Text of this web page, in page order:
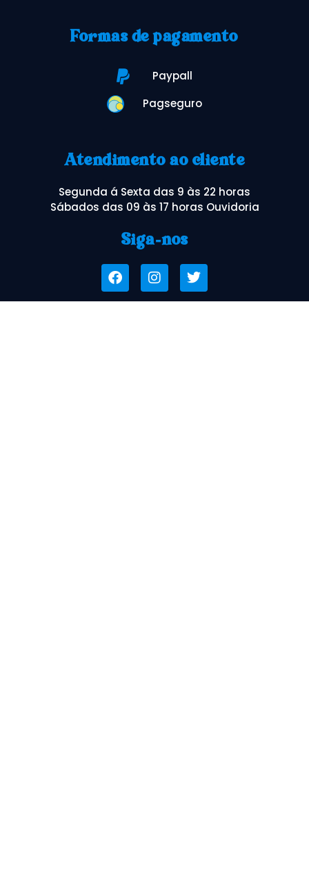
Formas de pagamento
Paypall
Pagseguro
Atendimento ao cliente
Segunda á Sexta das 9 às 22 horas
Sábados das 09 às 17 horas Ouvidoria
Siga-nos